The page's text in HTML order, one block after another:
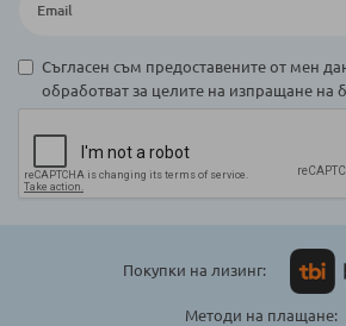
Съгласен съм предоставените от мен
обработват за целите на изпращане на
Покупки на лизинг:
Методи на плащане: